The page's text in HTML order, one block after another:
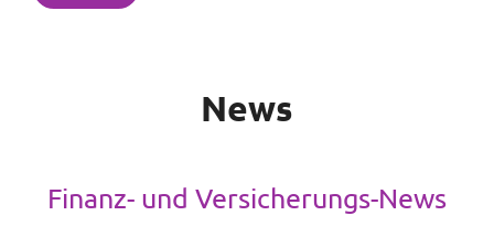
News
Finanz- und Versicherungs-News